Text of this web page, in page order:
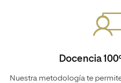
Docencia
Nuestra metodología te